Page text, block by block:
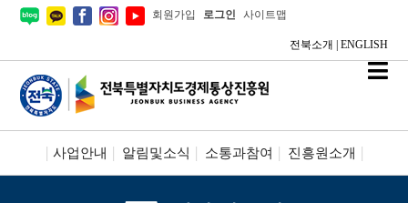
회원가입 로그인 사이트맵
전북소개 ENGLISH
사업안내 알림및소식 소통과참여 진흥원소개